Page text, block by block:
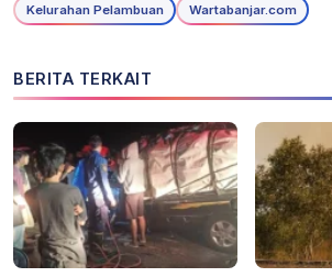
Kelurahan Pelambuan
Wartabanjar.com
BERITA TERKAIT